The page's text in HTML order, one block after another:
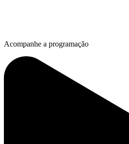
Acompanhe a programação